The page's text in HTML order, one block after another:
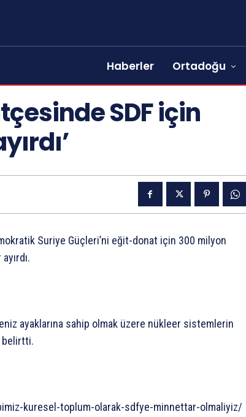
Haberler Ortadoğu
SDF için
Suriye Güçleri’ni eğit-donat için 300 milyon
ayaklarına sahip olmak üzere nükleer sistemlerin
belirtti.
kuresel-toplum-olarak-sdfye-minnettar-olmaliyiz/